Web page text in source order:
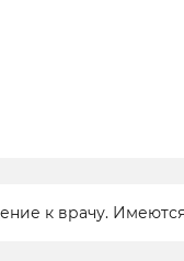
к врачу.